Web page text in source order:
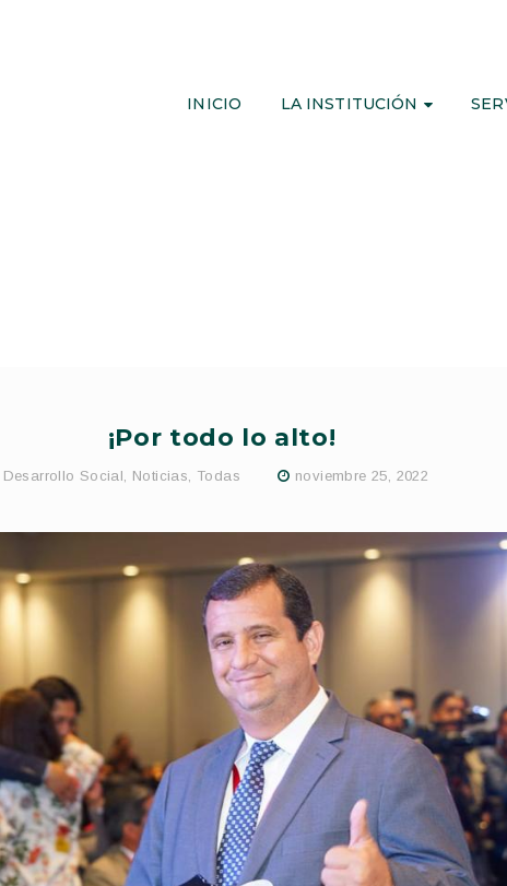
INICIO LA INSTITUCIÓN
¡Por todo lo alto!
Desarrollo Social, Noticias, Todas noviembre 25, 2022